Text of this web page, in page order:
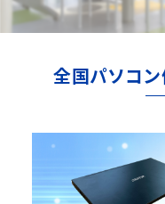
全国パソコ